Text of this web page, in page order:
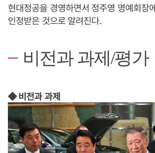
현대정공을 경영하면서 정주영 명예회장
인정받은 것으로 알려진다.
비전과 과제/평가
◆ 비전과 과제